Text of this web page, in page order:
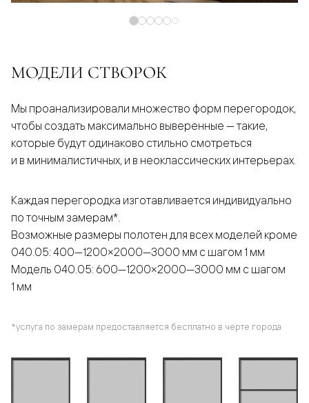
МОДЕЛИ СТВОРОК
Мы проанализировали множество форм перегородок,
чтобы создать максимально выверенные — такие,
которые будут одинаково стильно смотреться
и в минималистичных, и в неоклассических интерьерах.
Каждая перегородка изготавливается индивидуально
по точным замерам*.
Возможные размеры полотен для всех моделей кроме
040.05: 400—1200×2000—3000 мм с шагом 1 мм
Модель 040.05: 600—1200×2000—3000 мм с шагом
1 мм
*услуга по замерам предоставляется бесплатно в черте города